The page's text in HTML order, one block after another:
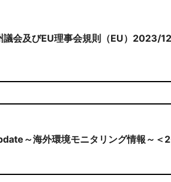
議会及びEU理事会規則（EU）2023/
～海外環境モニタリング情報～＜